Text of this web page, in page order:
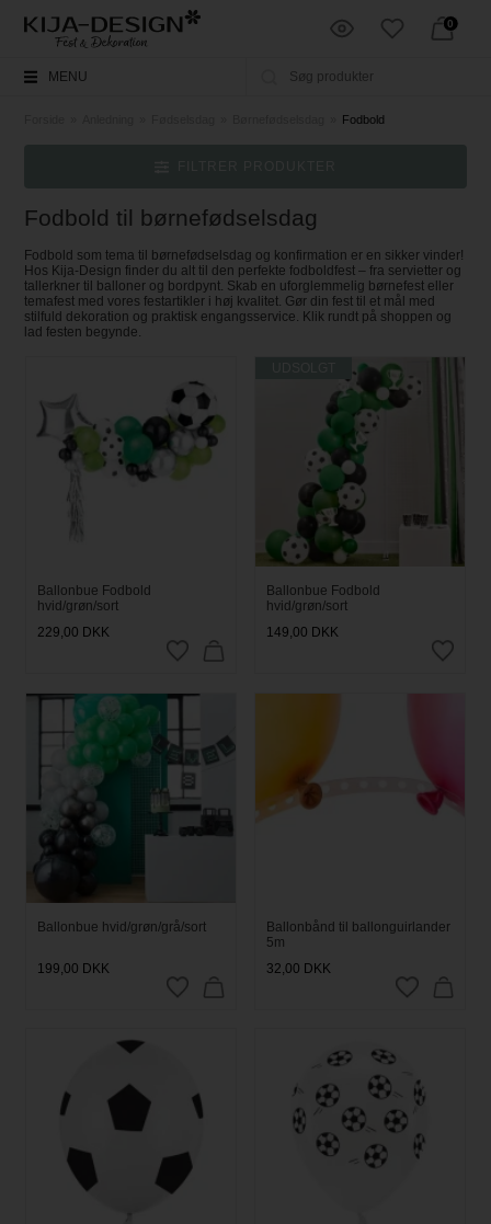
0
MENU
Fodbold
Fodbold til børnefødselsdag
Fodbold som tema til børnefødselsdag og konfirmation er en sikker vinder!
Hos Kija-Design finder du alt til den perfekte fodboldfest – fra servietter og
tallerkner til balloner og bordpynt. Skab en uforglemmelig børnefest eller
temafest med vores festartikler i høj kvalitet. Gør din fest til et mål med
stilfuld dekoration og praktisk engangsservice. Klik rundt på shoppen og
lad festen begynde.
Ballonbue Fodbold
hvid/grøn/sort
229,00 DKK
Ballonbue Fodbold
hvid/grøn/sort
149,00 DKK
Ballonbue hvid/grøn/grå/sort
199,00 DKK
Ballonbånd til ballonguirlander
5m
32,00 DKK